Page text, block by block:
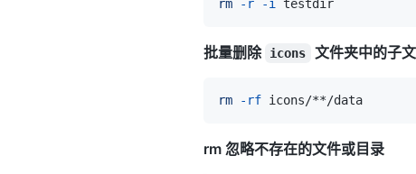
rm -r -i
批量删除 icons 文件夹中的子
rm -rf
rm 忽略不存在的文件或目录